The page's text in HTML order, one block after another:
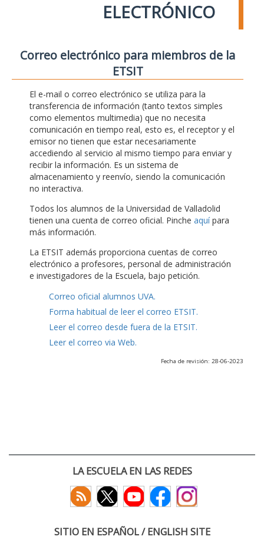
ELECTRÓNICO
Correo electrónico para miembros de la
ETSIT
El e-mail o correo electrónico se utiliza para la
transferencia de información (tanto textos simples
como elementos multimedia) que no necesita
comunicación en tiempo real, esto es, el receptor y el
emisor no tienen que estar necesariamente
accediendo al servicio al mismo tiempo para enviar y
recibir la información. Es un sistema de
almacenamiento y reenvío, siendo la comunicación
no interactiva.
Todos los alumnos de la Universidad de Valladolid
tienen una cuenta de correo oficial. Pinche aquípara
más información.
La ETSIT además proporciona cuentas de correo
electrónico a profesores, personal de administración
e investigadores de la Escuela, bajo petición.
Correo oficial alumnos UVA.
Forma habitual de leer el correo ETSIT.
Leer el correo desde fuera de la ETSIT.
Leer el correo via Web.
Fecha de revisión: 28-06-2023
LA ESCUELA EN LAS REDES
SITIO EN ESPAÑOL / ENGLISH SITE